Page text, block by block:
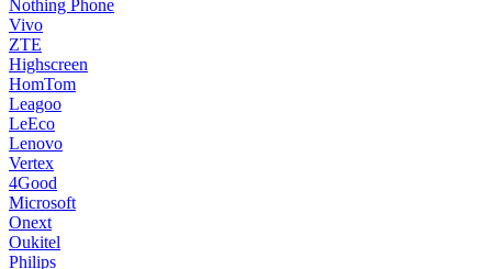
Nothing Phone
Vivo
ZTE
Highscreen
HomTom
Leagoo
LeEco
Lenovo
Vertex
4Good
Microsoft
Onext
Oukitel
Philips